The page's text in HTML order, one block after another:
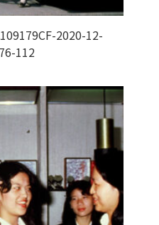
2020-12-
112